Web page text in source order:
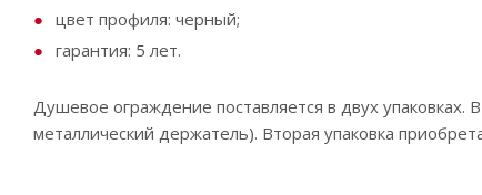
цвет профиля: черный;
гарантия: 5 лет.
Душевое ограждение поставляется в двух
металлический держатель). Вторая упаковка